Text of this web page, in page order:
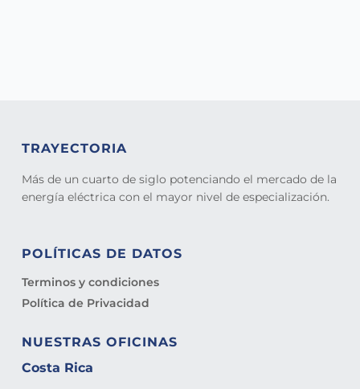
TRAYECTORIA
Más de un cuarto de siglo potenciando el mercado de la
energía eléctrica con el mayor nivel de especialización.
POLÍTICAS DE DATOS
Terminos y condiciones
Política de Privacidad
NUESTRAS OFICINAS
Costa Rica